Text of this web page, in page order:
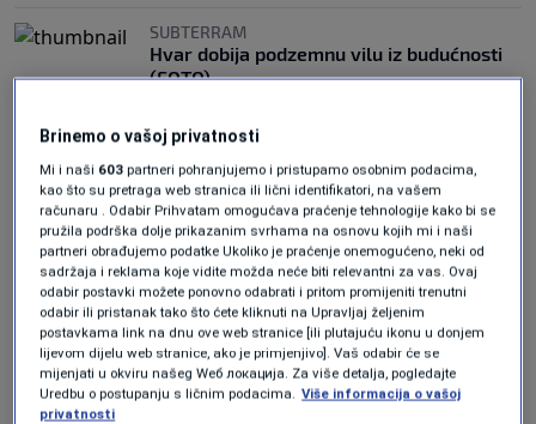
SUBTERRAM
Hvar dobija podzemnu vilu iz budućnosti
(FOTO)
Oglas
Brinemo o vašoj privatnosti
Mi i naši 603 partneri pohranjujemo i pristupamo osobnim podacima,
kao što su pretraga web stranica ili lični identifikatori, na vašem
računaru . Odabir Prihvatam omogućava praćenje tehnologije kako bi se
pružila podrška dolje prikazanim svrhama na osnovu kojih mi i naši
partneri obrađujemo podatke Ukoliko je praćenje onemogućeno, neki od
sadržaja i reklama koje vidite možda neće biti relevantni za vas. Ovaj
odabir postavki možete ponovno odabrati i pritom promijeniti trenutni
odabir ili pristanak tako što ćete kliknuti na Upravljaj željenim
postavkama link na dnu ove web stranice [ili plutajuću ikonu u donjem
lijevom dijelu web stranice, ako je primjenjivo]. Vaš odabir će se
mijenjati u okviru našeg Wеб локација. Za više detalja, pogledajte
Uredbu o postupanju s ličnim podacima. Više informacija o vašoj
privatnosti